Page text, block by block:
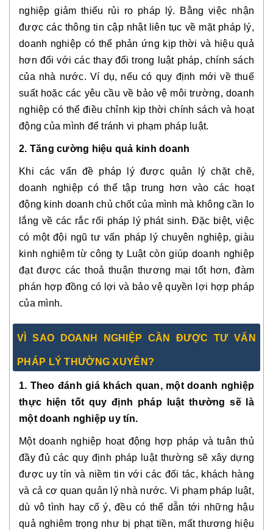
nghiệp giảm thiểu rủi ro pháp lý. Bằng việc nhận
được các thông tin cập nhật liên tục về mặt pháp lý,
doanh nghiệp có thể phản ứng kịp thời và hiệu quả
hơn đối với các thay đổi trong luật pháp, chính sách
của nhà nước. Ví dụ, nếu có quy định mới về thuế
suất hoặc các yêu cầu về bảo vệ môi trường, doanh
nghiệp có thể điều chỉnh kịp thời chính sách và hoạt
động của mình để tránh vi phạm pháp luật.
2. Tăng cường hiệu quả kinh doanh
Khi các vấn đề pháp lý được quản lý chặt chẽ,
doanh nghiệp có thể tập trung hơn vào các hoạt
động kinh doanh chủ chốt của mình mà không cần lo
lắng về các rắc rối pháp lý phát sinh. Đặc biệt, việc
có một đội ngũ tư vấn pháp lý chuyên nghiệp, giàu
kinh nghiệm từ công ty Luật còn giúp doanh nghiệp
đạt được các thoả thuận thương mại tốt hơn, đàm
phán hợp đồng có lợi và bảo vệ quyền lợi hợp pháp
của mình.
VÌ SAO DOANH NGHIỆP CẦN ĐƯỢC TƯ VẤN
PHÁP LÝ THƯỜNG XUYÊN?
1. Theo đánh giá khách quan, một doanh nghiệp
thực hiện tốt quy định pháp luật thường sẽ là
một doanh nghiệp uy tín.
Một doanh nghiệp hoạt động hợp pháp và tuân thủ
đầy đủ các quy định pháp luật thường sẽ xây dựng
được uy tín và niềm tin với các đối tác, khách hàng
và cả cơ quan quản lý nhà nước. Vi phạm pháp luật,
dù vô tình hay cố ý, đều có thể dẫn tới những hậu
quả nghiêm trọng như bị phạt tiền, mất thương hiệu